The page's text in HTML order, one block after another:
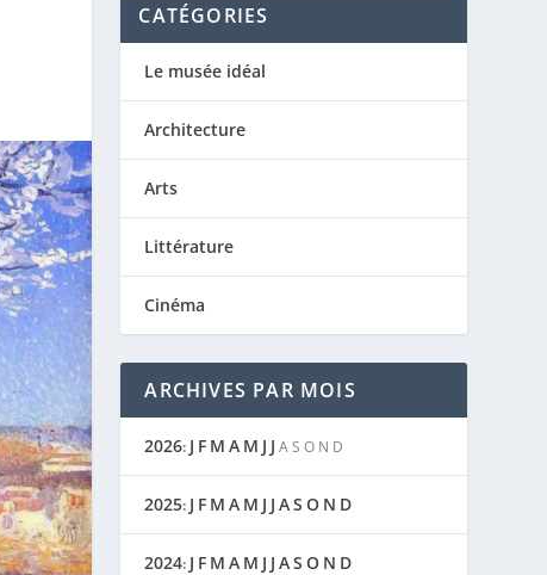
CATÉGORIES
Le musée idéal
Architecture
Arts
Littérature
Cinéma
ARCHIVES PAR MOIS
2026: J F M A M J J AS O N D
2025: J F M A M J J AS O N D
2024: J F M A M J J AS O N D